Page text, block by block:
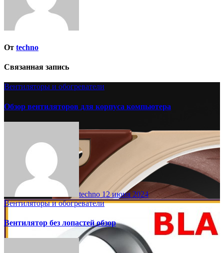
От techno
Связанная запись
Вентиляторы и обогреватели
Обзор вентиляторов для корпуса компьютера
techno 12 июня 2024
Вентиляторы и обогреватели
Вентилятор без лопастей обзор